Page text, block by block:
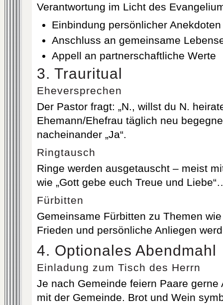
Verantwortung im Licht des
Einbindung persönlicher
Anschluss an gemeinsame
Appell an partnerschaftliche Werte
3. Trauritual
Eheversprechen
Der Pastor fragt: „N., willst du N.
Ehemann/Ehefrau täglich neu
nacheinander „Ja“.
Ringtausch
Ringe werden ausgetauscht – meist
wie „Gott gebe euch Treue und
Fürbitten
Gemeinsame Fürbitten zu Themen
Frieden und persönliche Anliegen
4. Optionales Abendmahl
Einladung zum Tisch des Herrn
Je nach Gemeinde feiern Paare
mit der Gemeinde. Brot und Wein